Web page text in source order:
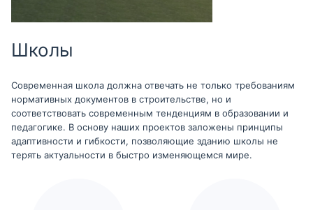
Школы
Современная школа должна отвечать не только требованиям
нормативных документов в строительстве, но и
соответствовать современным тенденциям в образовании и
педагогике. В основу наших проектов заложены принципы
адаптивности и гибкости, позволяющие зданию школы не
терять актуальности в быстро изменяющемся мире.